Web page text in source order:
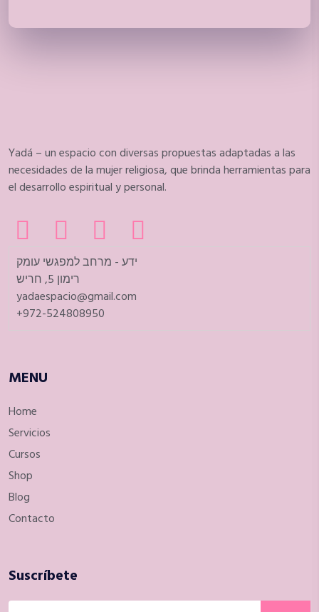
Yadá – un espacio con diversas propuestas adaptadas a las
necesidades de la mujer religiosa, que brinda herramientas para
el desarrollo espiritual y personal.
ידע - מרחב למפגשי עומק
רימון 5, חריש
yadaespacio@gmail.com
+972-524808950
MENU
Home
Servicios
Cursos
Shop
Blog
Contacto
Suscríbete